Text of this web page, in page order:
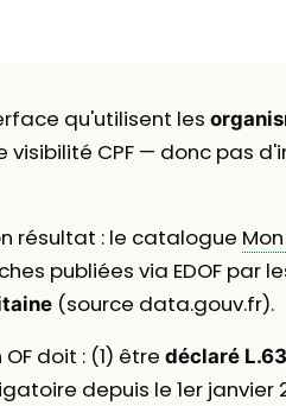
qu'utilisent les
visibilité CPF — donc pas
résultat : le catalogue
publiées via EDOF par
(source data.gouv.fr).
doit : (1) être déclaré
depuis le 1er janvier